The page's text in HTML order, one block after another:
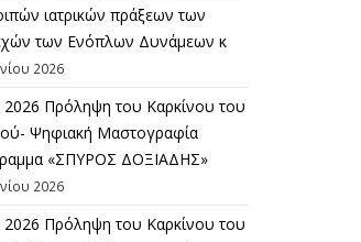
ιατρικών πράξεων των
των Ενόπλων Δυνάμεων κ
2026
2026 Πρόληψη του Καρκίνου του
Ψηφιακή Μαστογραφία
«ΣΠΥΡΟΣ ΔΟΞΙΑΔΗΣ»
2026
2026 Πρόληψη του Καρκίνου του